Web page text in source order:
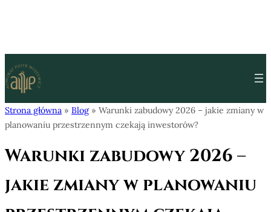
Strona główna » Blog » Warunki zabudowy 2026 – jakie zmiany w
planowaniu przestrzennym czekają inwestorów?
Warunki zabudowy 2026 –
jakie zmiany w planowaniu